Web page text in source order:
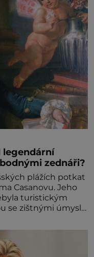
legendární
zednáři?
plážích potkat
Casanovu. Jeho
turistickým
se zištnými úmysly.
Casanova v Pobaltí
Nebyl v této
do zednářské